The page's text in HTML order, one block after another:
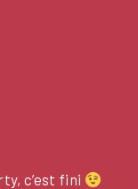
c’est fini